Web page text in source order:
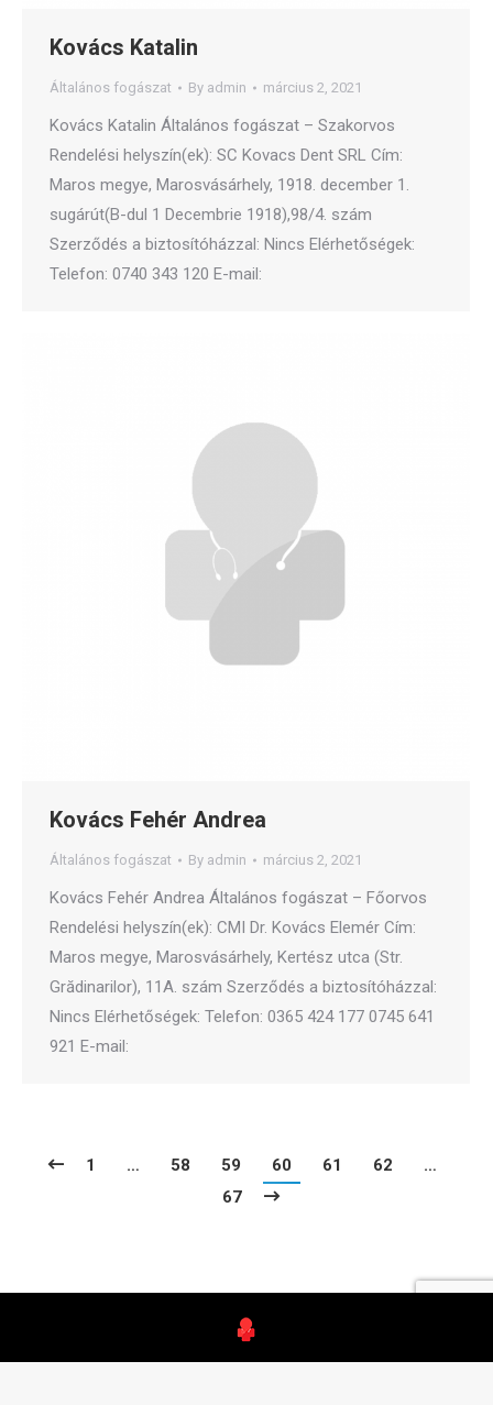
Kovács Katalin
Általános fogászat By admin március 2, 2021
Kovács Katalin Általános fogászat – Szakorvos
Rendelési helyszín(ek): SC Kovacs Dent SRL Cím:
Maros megye, Marosvásárhely, 1918. december 1.
sugárút(B-dul 1 Decembrie 1918),98/4. szám
Szerződés a biztosítóházzal: Nincs Elérhetőségek:
Telefon: 0740 343 120 E-mail:
Kovács Fehér Andrea
Általános fogászat By admin március 2, 2021
Kovács Fehér Andrea Általános fogászat – Főorvos
Rendelési helyszín(ek): CMI Dr. Kovács Elemér Cím:
Maros megye, Marosvásárhely, Kertész utca (Str.
Grădinarilor), 11A. szám Szerződés a biztosítóházzal:
Nincs Elérhetőségek: Telefon: 0365 424 177 0745 641
921 E-mail:
1 … 58 59 60 61 62
…
67